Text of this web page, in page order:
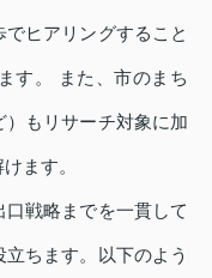
ヒアリングすること
す。 また、市のまち
もリサーチ対象に加
ます。
戦略までを一貫して
ちます。以下のよう